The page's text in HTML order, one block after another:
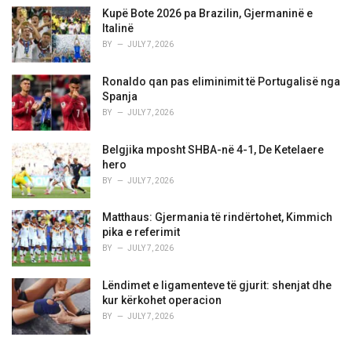
i
e
s
:
Kupë Bote 2026 pa Brazilin, Gjermaninë e
Italinë
BY JULY 7, 2026
Ronaldo qan pas eliminimit të Portugalisë nga
Spanja
BY JULY 7, 2026
Belgjika mposht SHBA-në 4-1, De Ketelaere
hero
BY JULY 7, 2026
Matthaus: Gjermania të rindërtohet, Kimmich
pika e referimit
BY JULY 7, 2026
Lëndimet e ligamenteve të gjurit: shenjat dhe
kur kërkohet operacion
BY JULY 7, 2026